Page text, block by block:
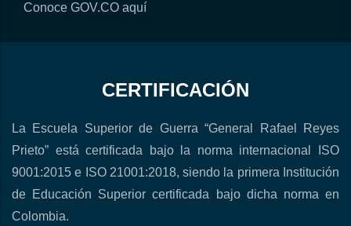
Conoce GOV.CO aquí
CERTIFICACIÓN
La Escuela Superior de Guerra “General Rafael Reyes
Prieto” está certificada bajo la norma internacional ISO
9001:2015 e ISO 21001:2018, siendo la primera Institución
de Educación Superior certificada bajo dicha norma en
Colombia.